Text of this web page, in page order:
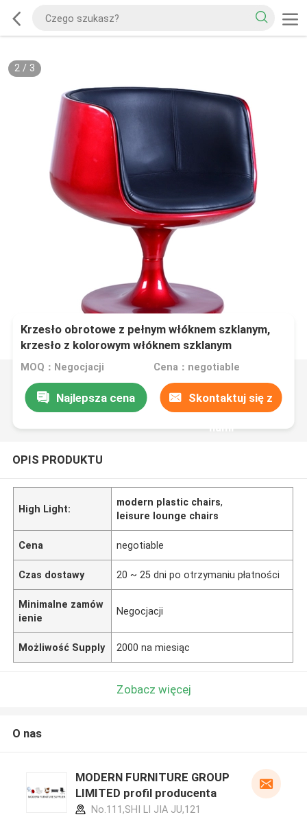
2/ 3
Krzesło obrotowe z pełnym włóknem szklanym,
krzesło z kolorowym włóknem szklanym
MOQ：Negocjacji Cena：negotiable
Najlepsza cena Skontaktuj się z
nami
OPIS PRODUKTU
High Light:
modern plastic chairs,
leisure lounge chairs
Cena negotiable
Czas dostawy 20 ~ 25 dni po otrzymaniu płatności
Minimalne zamów
ienie
Negocjacji
Możliwość Supply 2000 na miesiąc
Zobacz więcej
O nas
MODERN FURNITURE GROUP
LIMITED profil producenta
No.111,SHI LI JIA JU,121